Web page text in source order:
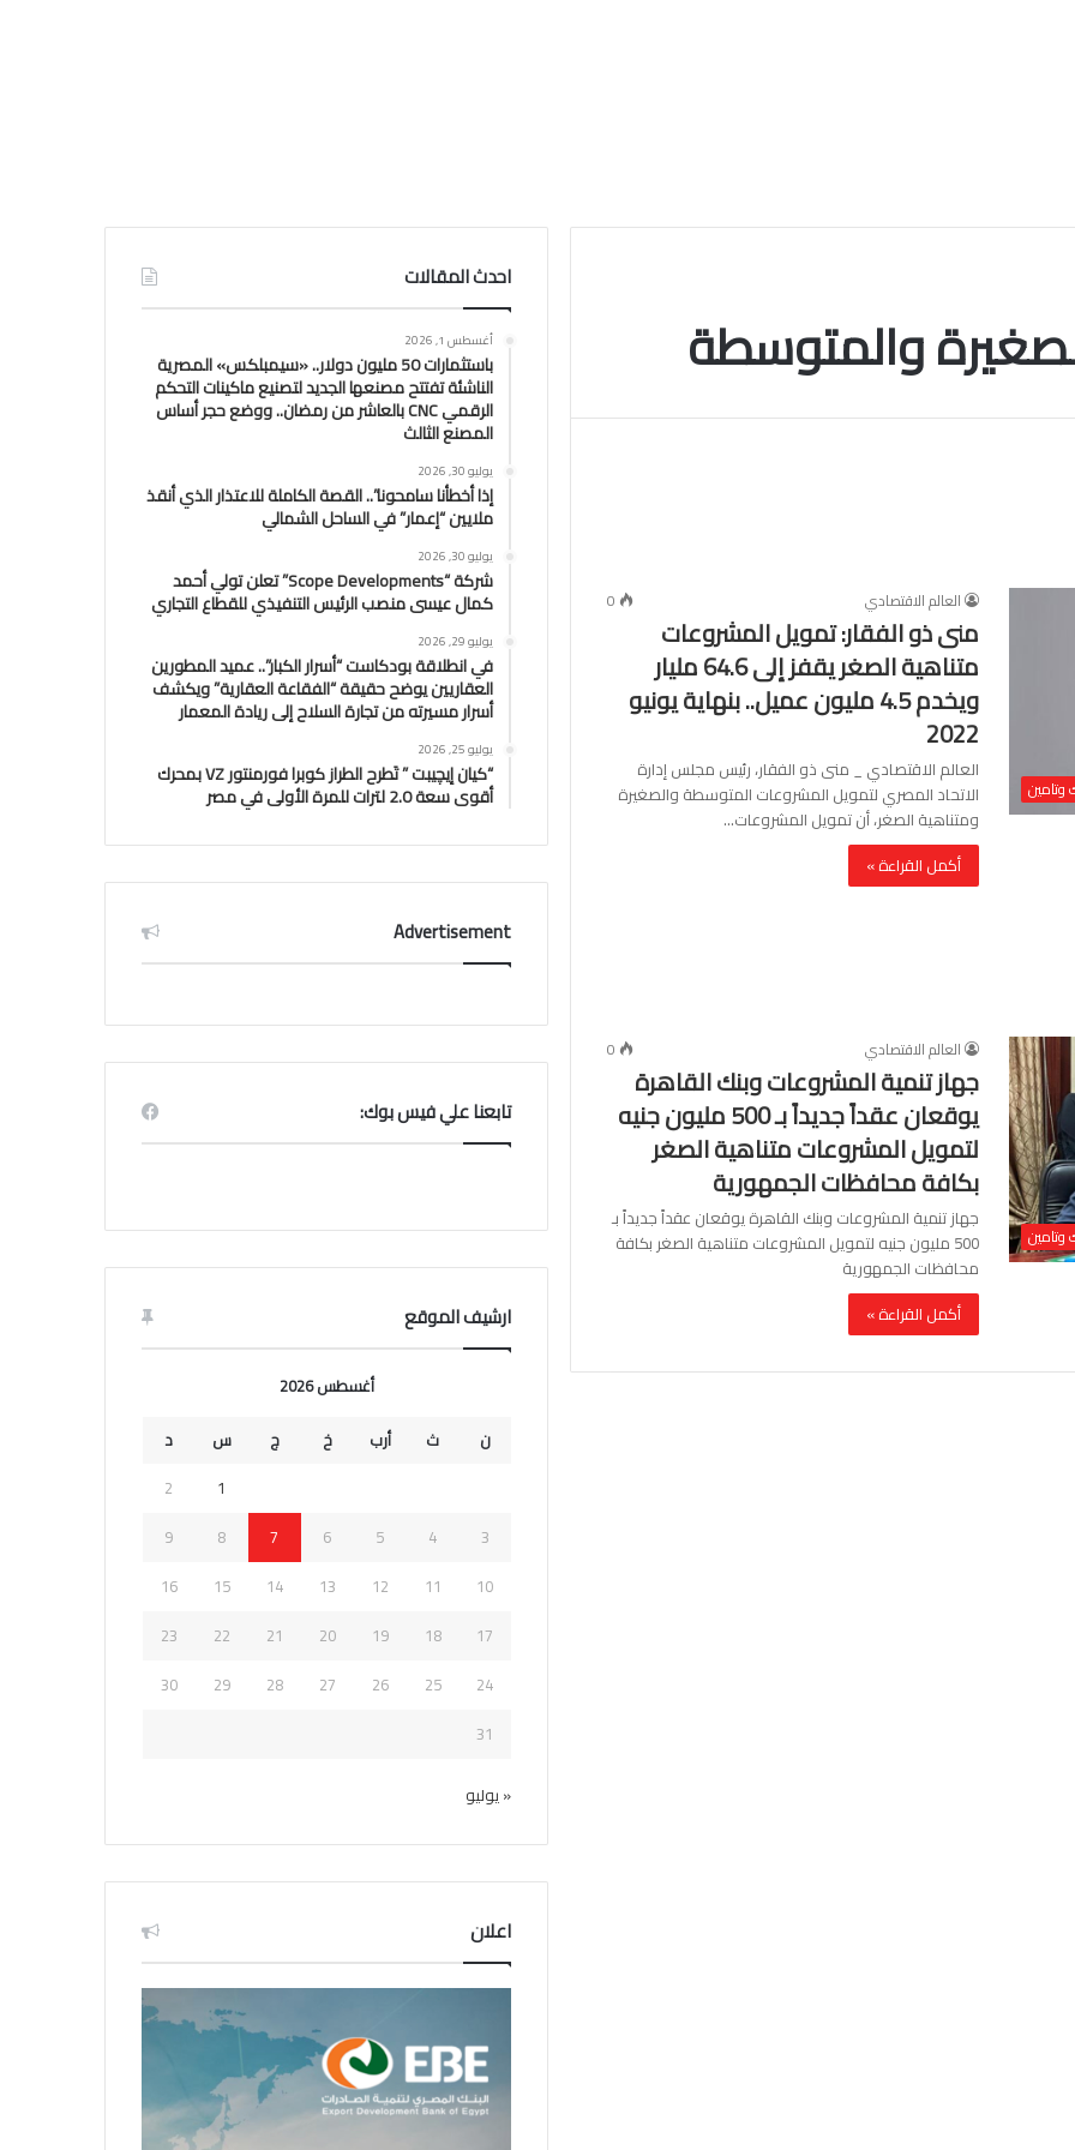
والمتوسطة
وتامين
العالم الاقتصادي 0
منى ذو الفقار: تمويل المشروعات
متناهية الصغر يقفز إلى 64.6 مليار
ويخدم 4.5 مليون عميل.. بنهاية يونيو
2022
العالم الاقتصادي _ منى ذو الفقار، رئيس مجلس إدارة
الاتحاد المصري لتمويل المشروعات المتوسطة والصغيرة
ومتناهية الصغر، أن تمويل المشروعات…
أكمل القراءة »
وتامين
العالم الاقتصادي 0
جهاز تنمية المشروعات وبنك القاهرة
يوقعان عقداً جديداً بـ 500 مليون جنيه
لتمويل المشروعات متناهية الصغر
بكافة محافظات الجمهورية
جهاز تنمية المشروعات وبنك القاهرة يوقعان عقداً جديداً بـ
500 مليون جنيه لتمويل المشروعات متناهية الصغر بكافة
محافظات الجمهورية
أكمل القراءة »
احدث المقالات
أغسطس 1, 2026
باستثمارات 50 مليون دولار.. «سيمبلكس» المصرية
الناشئة تفتتح مصنعها الجديد لتصنيع ماكينات التحكم
الرقمي CNC بالعاشر من رمضان.. ووضع حجر أساس
المصنع الثالث
يوليو 30, 2026
إذا أخطأنا سامحونا”.. القصة الكاملة للاعتذار الذي أنقذ
ملايين “إعمار” في الساحل الشمالي
يوليو 30, 2026
شركة “Scope Developments” تعلن تولي أحمد
كمال عيسى منصب الرئيس التنفيذي للقطاع التجاري
يوليو 29, 2026
في انطلاقة بودكاست “أسرار الكبار”.. عميد المطورين
العقاريين يوضح حقيقة “الفقاعة العقارية” ويكشف
أسرار مسيرته من تجارة السلاح إلى ريادة المعمار
يوليو 25, 2026
“كيان إيچيبت ” تَطرح الطراز كوبرا فورمنتور VZ بمحرك
أقوى سعة 2.0 لترات للمرة الأولى في مصر
Advertisement
تابعنا علي فيس بوك:
ارشيف الموقع
أغسطس 2026
ن
ث أرب خ ج س
د
1
2
3
4
5
6
7
8
9
10
11
12
13
14
15
16
17
18
19
20
21
22
23
24
25
26
27
28
29
30
31
« يوليو
اعلان